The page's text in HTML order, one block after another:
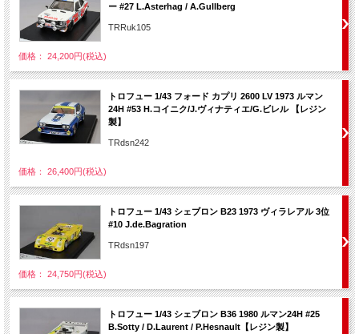
ー #27 L.Asterhag / A.Gullberg
TRRuk105
価格： 24,200円(税込)
トロフュー 1/43 フォード カプリ 2600 LV 1973 ルマン
24H #53 H.コイニク/J.ヴィナティエ/G.ビレル 【レジン
製】
TRdsn242
価格： 26,400円(税込)
トロフュー 1/43 シェブロン B23 1973 ヴィラレアル 3位
#10 J.de.Bagration
TRdsn197
価格： 24,750円(税込)
トロフュー 1/43 シェブロン B36 1980 ルマン24H #25
B.Sotty / D.Laurent / P.Hesnault【レジン製】